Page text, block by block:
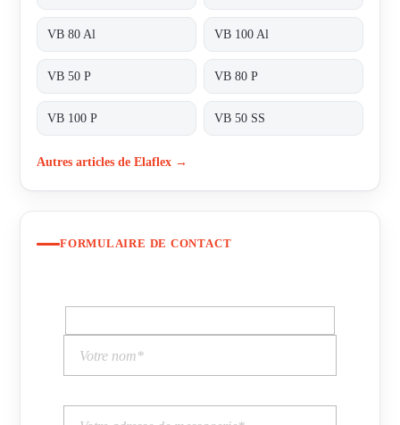
VB 80 Al VB 100 Al
VB 50 P VB 80 P
VB 100 P VB 50 SS
Autres articles de Elaflex →
FORMULAIRE DE CONTACT